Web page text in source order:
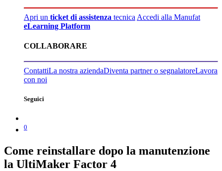
Apri un ticket di assistenza tecnicaAccedi alla Manufat
eLearning Platform
COLLABORARE
ContattiLa nostra aziendaDiventa partner o segnalatoreLavora
con noi
Seguici
0
Come reinstallare dopo la manutenzione
la UltiMaker Factor 4